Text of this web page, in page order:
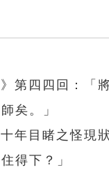
第四四回：「
矣。」
年目睹之怪現
得下？」